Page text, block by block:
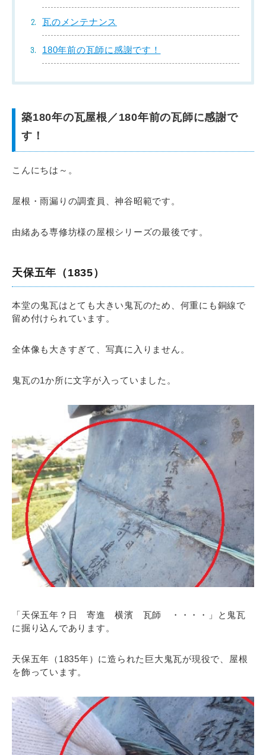
瓦のメンテナンス
180年前の瓦師に感謝です！
築180年の瓦屋根／180年前の瓦師に感謝で
す！
こんにちは～。
屋根・雨漏りの調査員、神谷昭範です。
由緒ある専修坊様の屋根シリーズの最後です。
天保五年（1835）
本堂の鬼瓦はとても大きい鬼瓦のため、何重にも銅線で
留め付けられています。
全体像も大きすぎて、写真に入りません。
鬼瓦の1か所に文字が入っていました。
「天保五年？日 寄進 横濱 瓦師 ・・・・」と鬼瓦
に掘り込んであります。
天保五年（1835年）に造られた巨大鬼瓦が現役で、屋根
を飾っています。